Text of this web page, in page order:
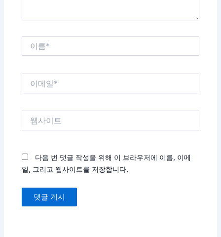
다음 번 댓글 작성을 위해 이 브라우저에 이름, 이메
일, 그리고 웹사이트를 저장합니다.